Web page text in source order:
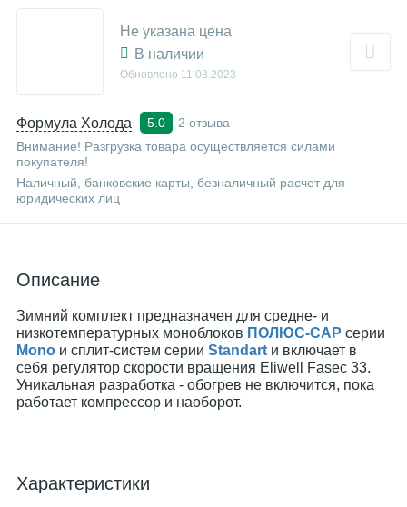
Формула Холода 5.0
2 отзыва
Внимание! Разгрузка товара осуществляется силами
покупателя!
Наличный, банковские карты, безналичный расчет для
юридических лиц
Не указана цена
В наличии
Обновлено 11.03.2023
Описание
Зимний комплект предназначен для средне- и
низкотемпературных моноблоков ПОЛЮС-САР серии
Mono и сплит-систем серии Standart и включает в
себя регулятор скорости вращения Eliwell Fasec 33.
Уникальная разработка - обогрев не включится, пока
работает компрессор и наоборот.
Характеристики